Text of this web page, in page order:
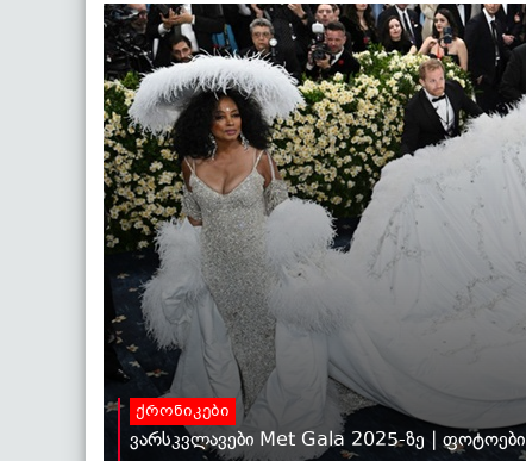
ქრონიკები
ვარსკვლავები Met Gala 2025-ზე | ფოტოები